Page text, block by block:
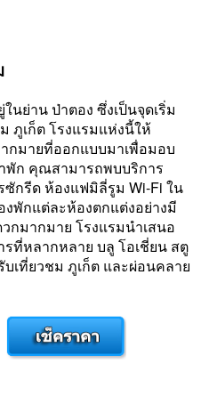
าน ป่าตอง ซึ่งเป็นจุดเริ่ม
ภูเก็ต โรงแรมแห่งนี้ให้
กมายที่ออกแบบมาเพื่อมอบ
พัก คุณสามารถพบบริการ
ซักรีด ห้องแฟมิลี่รูม Wi-Fi ใน
พักแต่ละห้องตกแต่งอย่างมี
กมากมาย โรงแรมนำเสนอ
ที่หลากหลาย บลู โอเชี่ยน สตู
เที่ยวชม ภูเก็ต และผ่อนคลาย